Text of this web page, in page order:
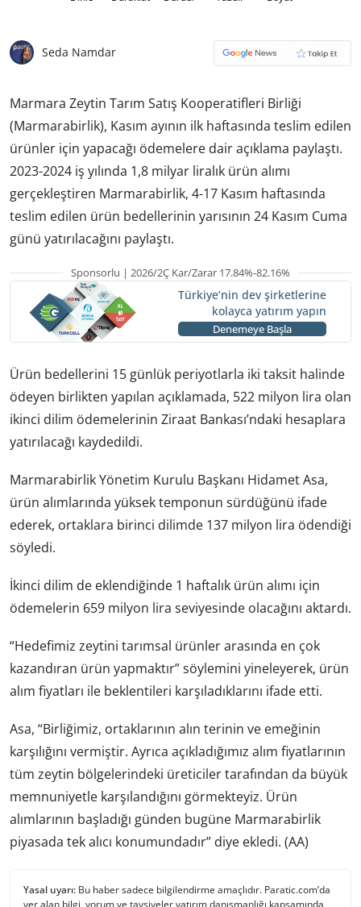
Seda Namdar
Marmara Zeytin Tarım Satış Kooperatifleri Birliği
(Marmarabirlik), Kasım ayının ilk haftasında teslim edilen
ürünler için yapacağı ödemelere dair açıklama paylaştı.
2023-2024 iş yılında 1,8 milyar liralık ürün alımı
gerçekleştiren Marmarabirlik, 4-17 Kasım haftasında
teslim edilen ürün bedellerinin yarısının 24 Kasım Cuma
günü yatırılacağını paylaştı.
Sponsorlu | 2026/2Ç Kar/Zarar 17.84%-82.16%
Türkiye’nin dev şirketlerine
kolayca yatırım yapın
Denemeye Başla
Ürün bedellerini 15 günlük periyotlarla iki taksit halinde
ödeyen birlikten yapılan açıklamada, 522 milyon lira olan
ikinci dilim ödemelerinin Ziraat Bankası’ndaki hesaplara
yatırılacağı kaydedildi.
Marmarabirlik Yönetim Kurulu Başkanı Hidamet Asa,
ürün alımlarında yüksek temponun sürdüğünü ifade
ederek, ortaklara birinci dilimde 137 milyon lira ödendiği
söyledi.
İkinci dilim de eklendiğinde 1 haftalık ürün alımı için
ödemelerin 659 milyon lira seviyesinde olacağını aktardı.
“Hedefimiz zeytini tarımsal ürünler arasında en çok
kazandıran ürün yapmaktır” söylemini yineleyerek, ürün
alım fiyatları ile beklentileri karşıladıklarını ifade etti.
Asa, “Birliğimiz, ortaklarının alın terinin ve emeğinin
karşılığını vermiştir. Ayrıca açıkladığımız alım fiyatlarının
tüm zeytin bölgelerindeki üreticiler tarafından da büyük
memnuniyetle karşılandığını görmekteyiz. Ürün
alımlarının başladığı günden bugüne Marmarabirlik
piyasada tek alıcı konumundadır” diye ekledi. (AA)
Yasal uyarı: Bu haber sadece bilgilendirme amaçlıdır. Paratic.com’da
yer alan bilgi, yorum ve tavsiyeler yatırım danışmanlığı kapsamında